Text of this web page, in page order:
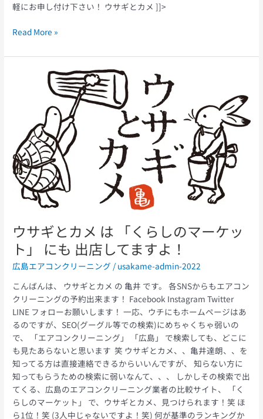
軽にお申し付け下さい！ ウサギとカメ ]]>
Read More »
ウサギとカメ は 「くらしのマーケッ
ト」 にも 出店してますよ！
広島エアコンクリーニング / usakame-admin-2022
こんばんは、 ウサギとカメ の 亀井 です。 各SNSからもエアコン
クリーニングの予約出来ます！ Facebook Instagram Twitter
LINE フォローお願いします！ 一応、ウチにもホームページはあ
るのですが、SEO(グーグル等での検索)にめちゃくちゃ弱いの
で、 「エアコンクリーニング」 「広島」 で検索しても、どこに
も見たあらないと思います 笑 ウサギとカメ、、亀井達朗、、を
知ってる方は直接連絡できるからいいんですが、 知らない方に
知ってもらうための検索に弱いなんて、、、 しかしその検索で出
てくる、広島のエアコンクリーニング業者の比較サイト、 「く
らしのマーケット」 で、ウサギとカメ、見つけられます！笑 ほ
ら1位！笑 (3人中じゃないですよ！笑) 何が基準のランキングか
は
「く
ら
ー
ケ
ッ
ト」
に
も
出
店
し
て
ま
す
よ！